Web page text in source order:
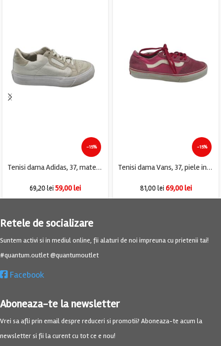
-15%
Tenisi dama Adidas, 37, material textil, alb gri
69,20lei59,00lei
-15%
Tenisi dama Vans, 37, piele intoarsa, material textil, roz
81,00lei 69,00lei
Retele de socializare
Suntem activi si in mediul online, fii alaturi de noi impreuna cu prietenii tai!
#quantum.outlet @quantumoutlet
Facebook
Aboneaza-te la newsletter
Vrei sa afli prin email despre reduceri si promotii? Aboneaza-te acum la
newsletter si fii la curent cu tot ce e nou!